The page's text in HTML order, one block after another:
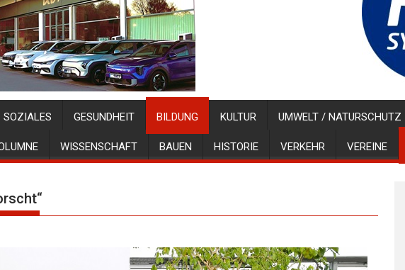
SOZIALES GESUNDHEIT BILDUNG KULTUR UMWELT / NATURSCHUTZ
WISSENSCHAFT BAUEN HISTORIE VERKEHR VEREINE